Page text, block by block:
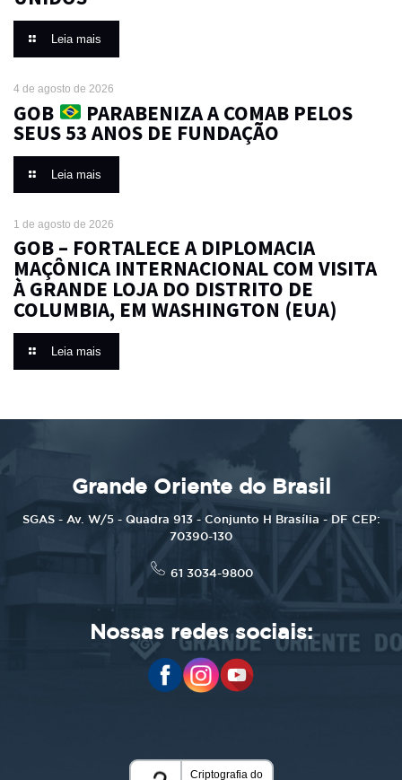
Leia mais
4 de agosto de 2026
GOB PARABENIZA A COMAB PELOS
SEUS 53 ANOS DE FUNDAÇÃO
Leia mais
1 de agosto de 2026
GOB – FORTALECE A DIPLOMACIA
MAÇÔNICA INTERNACIONAL COM VISITA
À GRANDE LOJA DO DISTRITO DE
COLUMBIA, EM WASHINGTON (EUA)
Leia mais
Grande Oriente do Brasil
SGAS - Av. W/5 - Quadra 913 - Conjunto H Brasília - DF CEP:
70390-130
61 3034-9800
Nossas redes sociais: